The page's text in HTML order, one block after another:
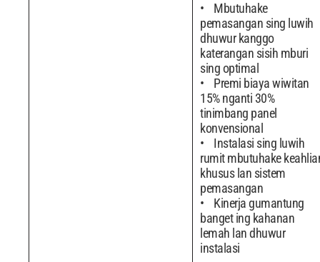
Mbutuhake
pemasangan sing luwih
dhuwur kanggo
katerangan sisih mburi
sing optimal
Premi biaya wiwitan
15% nganti 30%
tinimbang panel
konvensional
Instalasi sing luwih
rumit mbutuhake
khusus lan sistem
pemasangan
Kinerja gumantung
banget ing kahanan
lemah lan dhuwur
instalasi